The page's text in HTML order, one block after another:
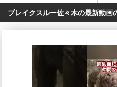
ブレイクスルー佐々木の最新動画